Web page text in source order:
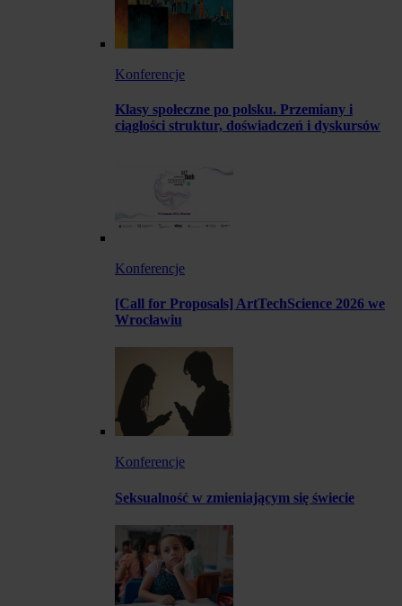
Konferencje
Klasy społeczne po polsku. Przemiany i
ciągłości struktur, doświadczeń i dyskursów
Konferencje
[Call for Proposals] ArtTechScience 2026 we
Wrocławiu
Konferencje
Seksualność w zmieniającym się świecie